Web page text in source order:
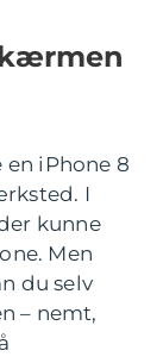
iPhone 8
I
kunne
Men
du selv
– nemt,